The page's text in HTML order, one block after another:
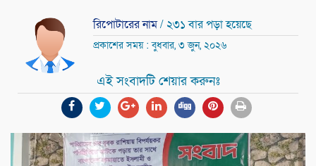
রিপোটারের নাম/ ২৩১ বার পড়া হয়েছে
প্রকাশের সময় : বুধবার, ৩ জুন, ২০২৬
এই সংবাদটি শেয়ার করুনঃ